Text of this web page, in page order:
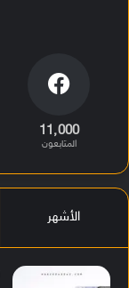
11٬000
المتابعون
الأشهر